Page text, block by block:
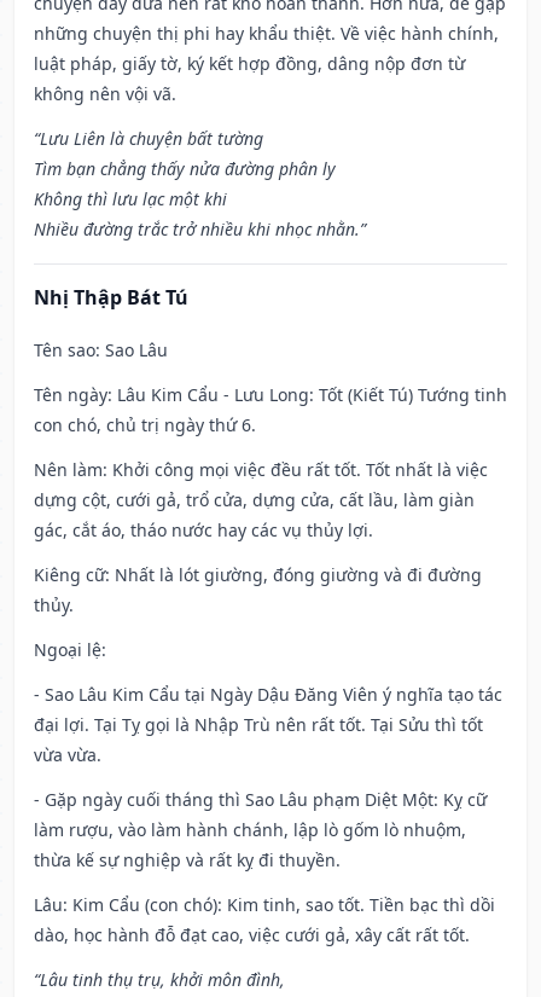
những chuyện thị phi hay khẩu thiệt. Về việc hành chính,
luật pháp, giấy tờ, ký kết hợp đồng, dâng nộp đơn từ
không nên vội vã.
“Lưu Liên là chuyện bất tường
Tìm bạn chẳng thấy nửa đường phân ly
Không thì lưu lạc một khi
Nhiều đường trắc trở nhiều khi nhọc nhằn.”
Nhị Thập Bát Tú
Tên sao: Sao Lâu
Tên ngày: Lâu Kim Cẩu - Lưu Long: Tốt (Kiết Tú) Tướng tinh
con chó, chủ trị ngày thứ 6.
Nên làm: Khởi công mọi việc đều rất tốt. Tốt nhất là việc
dựng cột, cưới gả, trổ cửa, dựng cửa, cất lầu, làm giàn
gác, cắt áo, tháo nước hay các vụ thủy lợi.
Kiêng cữ: Nhất là lót giường, đóng giường và đi đường
thủy.
Ngoại lệ:
- Sao Lâu Kim Cẩu tại Ngày Dậu Đăng Viên ý nghĩa tạo tác
đại lợi. Tại Tỵ gọi là Nhập Trù nên rất tốt. Tại Sửu thì tốt
vừa vừa.
- Gặp ngày cuối tháng thì Sao Lâu phạm Diệt Một: Kỵ cữ
làm rượu, vào làm hành chánh, lập lò gốm lò nhuộm,
thừa kế sự nghiệp và rất kỵ đi thuyền.
Lâu: Kim Cẩu (con chó): Kim tinh, sao tốt. Tiền bạc thì dồi
dào, học hành đỗ đạt cao, việc cưới gả, xây cất rất tốt.
“Lâu tinh thụ trụ, khởi môn đình,